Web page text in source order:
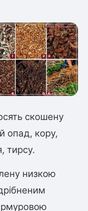
скошену
опад, кору,
тирсу.
низкою